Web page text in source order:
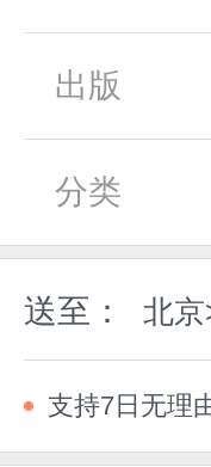
出版
分类
送至： 北
支持7日无理